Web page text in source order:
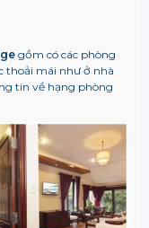
gồm có các phòng
thoải mái như ở nhà
tin về hạng phòng